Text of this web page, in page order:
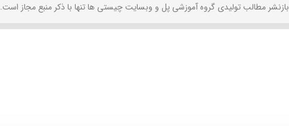
بازنشر مطالب تولیدی گروه آموزشی پل و وبسایت چیستی ها تنها با ذکر منبع مجاز است.